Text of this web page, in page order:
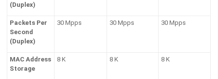
(Duplex)
Packets Per
Second
(Duplex)
30 Mpps 30 Mpps 30 Mpps
MAC Address
Storage
8 K 8 K 8 K